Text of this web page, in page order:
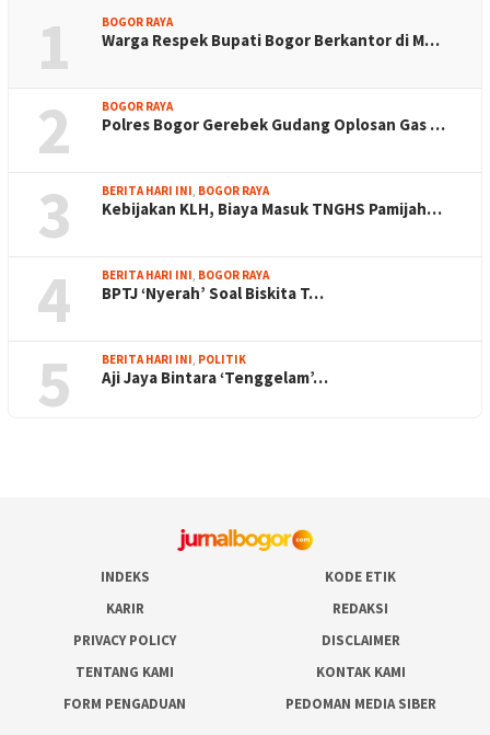
1 BOGOR RAYA
Warga Respek Bupati Bogor Berkantor di M…
2 BOGOR RAYA
Polres Bogor Gerebek Gudang Oplosan Gas …
3 BERITA HARI INI, BOGOR RAYA
Kebijakan KLH, Biaya Masuk TNGHS Pamijah…
4 BERITA HARI INI, BOGOR RAYA
BPTJ ‘Nyerah’ Soal Biskita T…
5 BERITA HARI INI, POLITIK
Aji Jaya Bintara ‘Tenggelam’…
INDEKS
KODE ETIK
KARIR
REDAKSI
PRIVACY POLICY
DISCLAIMER
TENTANG KAMI
KONTAK KAMI
FORM PENGADUAN
PEDOMAN MEDIA SIBER